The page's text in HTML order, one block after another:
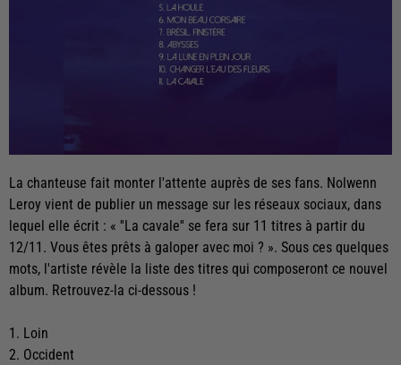
La chanteuse fait monter l'attente auprès de ses fans. Nolwenn
Leroy vient de publier un message sur les réseaux sociaux, dans
lequel elle écrit : « ''La cavale'' se fera sur 11 titres à partir du
12/11. Vous êtes prêts à galoper avec moi ? ». Sous ces quelques
mots, l'artiste révèle la liste des titres qui composeront ce nouvel
album. Retrouvez-la ci-dessous !
1. Loin
2. Occident